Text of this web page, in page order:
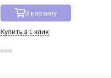
В корзину
Купить в 1 клик